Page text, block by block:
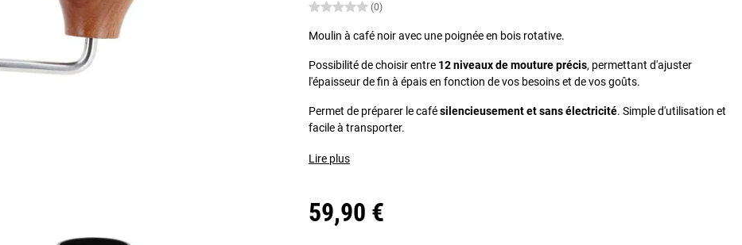
(0)
Moulin à café noir avec une poignée en bois rotative.
Possibilité de choisir entre 12 niveaux de mouture précis, permettant d'ajuster
l'épaisseur de fin à épais en fonction de vos besoins et de vos goûts.
Permet de préparer le cafésilencieusement et sans électricité. Simple d'utilisation et
facile à transporter.
Lire plus
59,90 €